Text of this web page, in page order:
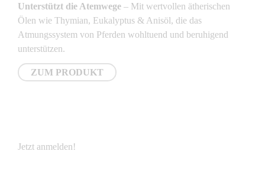
Unterstützt die Atemwege – Mit wertvollen ätherischen
Ölen wie Thymian, Eukalyptus & Anisöl, die das
Atmungssystem von Pferden wohltuend und beruhigend
unterstützen.
ZUM PRODUKT
Jetzt anmelden!